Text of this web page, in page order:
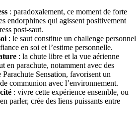
: paradoxalement, ce moment de forte
endorphines qui agissent positivement
post-saut.
: le saut constitue un challenge personnel
en soi et l’estime personnelle.
: la chute libre et la vue aérienne
en parachute, notamment avec des
Parachute Sensation, favorisent un
communion avec l’environnement.
: vivre cette expérience ensemble, ou
parler, crée des liens puissants entre